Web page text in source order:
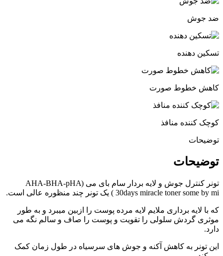
ضد جوش
تسکین دهنده
کاهش خطوط صورت
کوچک کننده منافذ
توضیحات
توضیحات
تونر کنترل جوش و لایه بردار سام بای می (AHA-BHA-pHA
30days miracle toner some by mi ) یک تونر چند منظوره عالی است.
که با لایه برداری ملایم لایه مرده پوست را ازبین میبرد و به طور
موثری گردش سلولی را تقویت و پوست را صاف و سالم نگه می
دارد.
این تونر به کاهش آکنه و جوش های سرسیاه در طول زمان کمک